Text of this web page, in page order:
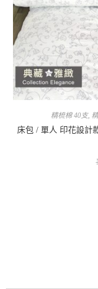
精梳棉 40支,
床包 / 單人 印花設計